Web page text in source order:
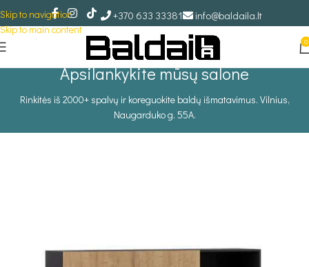
Skip to navigation
Skip to main content
+370 633 33381 info@baldaila.lt
0
Apsilankykite mūsų salone
Rinkitės iš 2000+ spalvų ir koreguokite baldų išmatavimus. Vilnius,
Naugarduko g. 55A.